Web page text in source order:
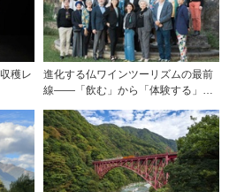
穫レ
進化する仏ワインツーリズムの最前
線――「飲む」から「体験する」プ
フランスのドメーヌグループ組織が
描く、五感で深掘りする次世代のテ
ロワール体験